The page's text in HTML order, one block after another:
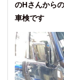
のHさんから
車検です